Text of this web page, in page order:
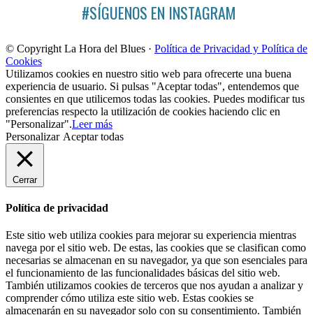
#SÍGUENOS EN INSTAGRAM
© Copyright La Hora del Blues · Política de Privacidad y Política de
Cookies
Utilizamos cookies en nuestro sitio web para ofrecerte una buena
experiencia de usuario. Si pulsas "Aceptar todas", entendemos que
consientes en que utilicemos todas las cookies. Puedes modificar tus
preferencias respecto la utilización de cookies haciendo clic en
"Personalizar".Leer más
Personalizar Aceptar todas
Cerrar
Política de privacidad
Este sitio web utiliza cookies para mejorar su experiencia mientras
navega por el sitio web. De estas, las cookies que se clasifican como
necesarias se almacenan en su navegador, ya que son esenciales para
el funcionamiento de las funcionalidades básicas del sitio web.
También utilizamos cookies de terceros que nos ayudan a analizar y
comprender cómo utiliza este sitio web. Estas cookies se
almacenarán en su navegador solo con su consentimiento. También